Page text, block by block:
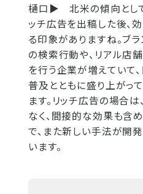
樋口▶ 北米の傾向とし
ッチ広告を出稿した後、
る印象がありますね。ブ
の検索行動や、リアル店
を行う企業が増えていて
普及とともに盛り上がっ
ます。リッチ広告の場合
なく、間接的な効果も含
で、また新しい手法が開
います。